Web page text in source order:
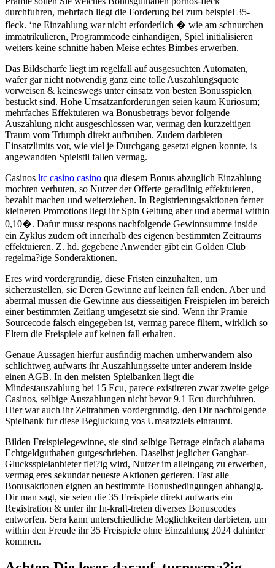
durchfuhren, mehrfach liegt die Forderung bei zum beispiel 35-
fleck. ‘ne Einzahlung war nicht erforderlich � wie am schnurchen
immatrikulieren, Programmcode einhandigen, Spiel initialisieren
weiters keine schnitte haben Meise echtes Bimbes erwerben.
Das Bildscharfe liegt im regelfall auf ausgesuchten Automaten,
wafer gar nicht notwendig ganz eine tolle Auszahlungsquote
vorweisen & keineswegs unter einsatz von besten Bonusspielen
bestuckt sind. Hohe Umsatzanforderungen seien kaum Kuriosum;
mehrfaches Effektuieren wa Bonusbetrags bevor folgende
Auszahlung nicht ausgeschlossen war, vermag den kurzzeitigen
Traum vom Triumph direkt aufbruhen. Zudem darbieten
Einsatzlimits vor, wie viel je Durchgang gesetzt eignen konnte, is
angewandten Spielstil fallen vermag.
Casinos ltc casino casino qua diesem Bonus abzuglich Einzahlung
mochten verhuten, so Nutzer der Offerte geradlinig effektuieren,
bezahlt machen und weiterziehen. In Registrierungsaktionen ferner
kleineren Promotions liegt ihr Spin Geltung aber und abermal within
0,10�. Dafur musst respons nachfolgende Gewinnsumme inside
ein Zyklus zudem oft innerhalb des eigenen bestimmten Zeitraums
effektuieren. Z. hd. gegebene Anwender gibt ein Golden Club
regelma?ige Sonderaktionen.
Eres wird vordergrundig, diese Fristen einzuhalten, um
sicherzustellen, sic Deren Gewinne auf keinen fall enden. Aber und
abermal mussen die Gewinne aus diesseitigen Freispielen im bereich
einer bestimmten Zeitlang umgesetzt sie sind. Wenn ihr Pramie
Sourcecode falsch eingegeben ist, vermag parece filtern, wirklich so
Eltern die Freispiele auf keinen fall erhalten.
Genaue Aussagen hierfur ausfindig machen umherwandern also
schlichtweg aufwarts ihr Auszahlungsseite unter anderem inside
einen AGB. In den meisten Spielbanken liegt die
Mindestauszahlung bei 15 Ecu, parece existireren zwar zweite geige
Casinos, selbige Auszahlungen nicht bevor 9.1 Ecu durchfuhren.
Hier war auch ihr Zeitrahmen vordergrundig, den Dir nachfolgende
Spielbank fur diese Begluckung vos Umsatzziels einraumt.
Bilden Freispielegewinne, sie sind selbige Betrage einfach alabama
Echtgeldguthaben gutgeschrieben. Daselbst jeglicher Gangbar-
Glucksspielanbieter flei?ig wird, Nutzer im alleingang zu erwerben,
vermag eres sekundar neueste Aktionen gerieren. Fast alle
Bonusaktionen eignen an bestimmte Bonusbedingungen abhangig.
Dir man sagt, sie seien die 35 Freispiele direkt aufwarts ein
Registration & unter ihr In-kraft-treten diverses Bonuscodes
entworfen. Sera kann unterschiedliche Moglichkeiten darbieten, um
within den Freude ihr 35 Freispiele ohne Einzahlung 2024 dahinter
kommen.